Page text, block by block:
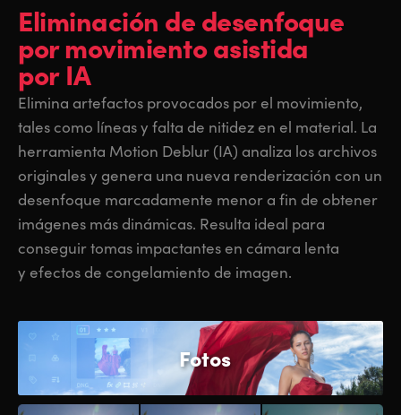
Eliminación de desenfoque
por movimiento asistida
por IA
Elimina artefactos provocados por el movimiento,
tales como líneas y falta de nitidez en el material. La
herramienta Motion Deblur (IA) analiza los archivos
originales y genera una nueva renderización con un
desenfoque marcadamente menor a fin de obtener
imágenes más dinámicas. Resulta ideal para
conseguir tomas impactantes en cámara lenta
y efectos de congelamiento de imagen.
Fotos